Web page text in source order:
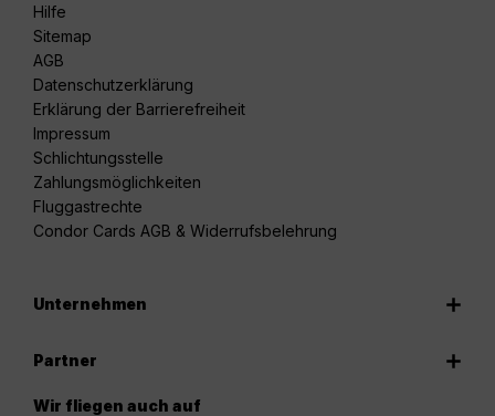
Hilfe
Sitemap
AGB
Datenschutzerklärung
Erklärung der Barrierefreiheit
Impressum
Schlichtungsstelle
Zahlungsmöglichkeiten
Fluggastrechte
Condor Cards AGB & Widerrufsbelehrung
Unternehmen
Partner
Wir fliegen auch auf